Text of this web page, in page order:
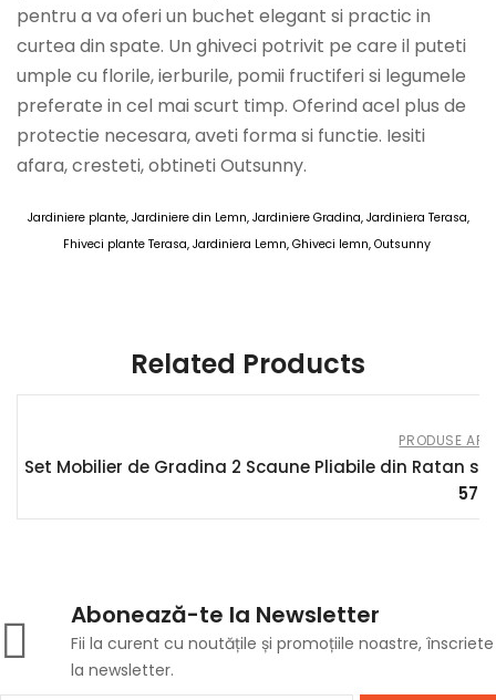
pentru a va oferi un buchet elegant si practic in
curtea din spate. Un ghiveci potrivit pe care il puteti
umple cu florile, ierburile, pomii fructiferi si legumele
preferate in cel mai scurt timp. Oferind acel plus de
protectie necesara, aveti forma si functie. Iesiti
afara, cresteti, obtineti Outsunny.
Jardiniere plante, Jardiniere din Lemn, Jardiniere Gradina, Jardiniera Terasa,
Fhiveci plante Terasa, Jardiniera Lemn, Ghiveci lemn, Outsunny
Related Products
PRODUSE
Set Mobilier de Gradina 2 Scaune Pliabile din Ratan si
Abonează-te la Newsletter
Fii la curent cu noutățile și promoțiile noastre, înscriete
la newsletter.